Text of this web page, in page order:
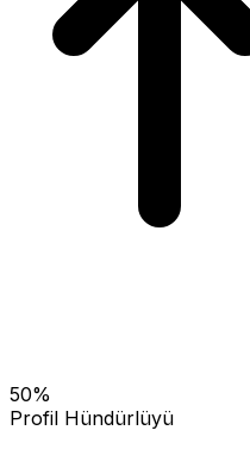
50%
Profil Hündürlüyü